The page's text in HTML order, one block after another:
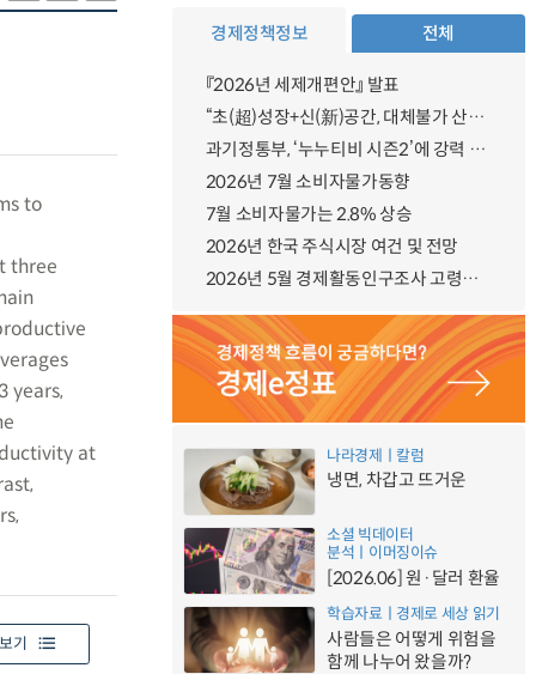
to
three
years,
at
기
경제정책정보 전체
『2026년 세제개편안』 발표
“초(超)성장+신(新)공간, 대체불가 산업강국”
과기정통부, ‘누누티비 시즌2’에 강력 대응 의지 밝혀
2026년 7월 소비자물가동향
7월 소비자물가는 2.8% 상승
2026년 한국 주식시장 여건 및 전망
2026년 5월 경제활동인구조사 고령층 부가조사 결과
나라경제ㅣ칼럼
냉면, 차갑고 뜨거운
소셜 빅데이터
분석ㅣ이머징이슈
[2026.06] 원·달러 환율
학습자료ㅣ경제로 세상 읽기
사람들은 어떻게 위험을
함께 나누어 왔을까?